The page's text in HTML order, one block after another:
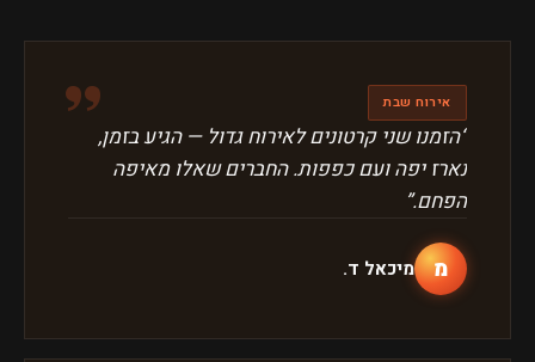
״ אירוח שבת
“הזמנו שני קרטונים לאירוח גדול — הגיע בזמן,
נארז יפה ועם כפפות. החברים שאלו מאיפה
הפחם.”
מ מיכאל ד.